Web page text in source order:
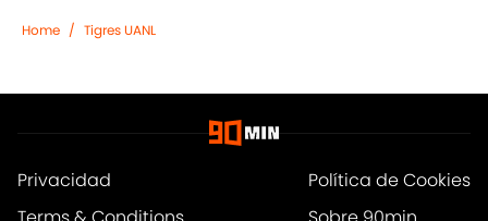
Home / Tigres UANL
Privacidad
Política de Cookies